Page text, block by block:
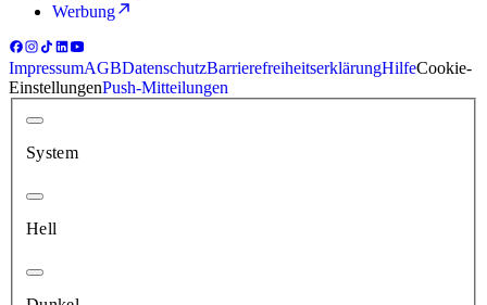
Werbung
ImpressumAGBDatenschutzBarrierefreiheitserklärungHilfeCookie-
EinstellungenPush-Mitteilungen
System
Hell